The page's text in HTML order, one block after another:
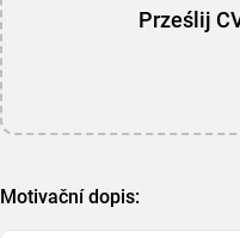
Prześlij
Motivační dopis: